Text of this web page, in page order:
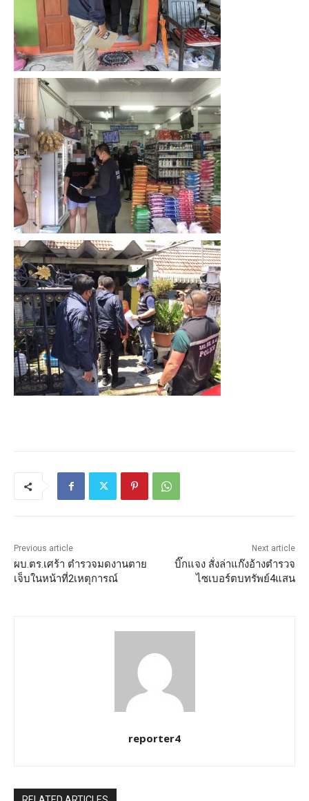
Previous article
ผบ.ตร.เศร้า ตำรวจมดงานตาย
เจ็บในหน้าที่2เหตุการณ์
Next article
บิ๊กแจง สั่งล่าแก๊งอ้างตำรวจ
ไซเบอร์ตบทรัพย์4แสน
reporter4